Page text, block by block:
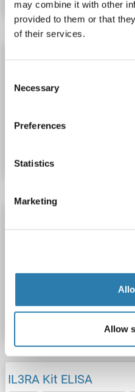
may combine it with other
provided to them or that
of their services.
Selection
Necessary
Preferences
Statistics
Marketing
Allow
IL3RA Kit ELISA
31.2 pg/mL - 2000 pg/mL
N° du produit ABIN6230798
Plasma,
N° du produit ABIN5594876
Fiche technique
IL3RA Kit ELISA